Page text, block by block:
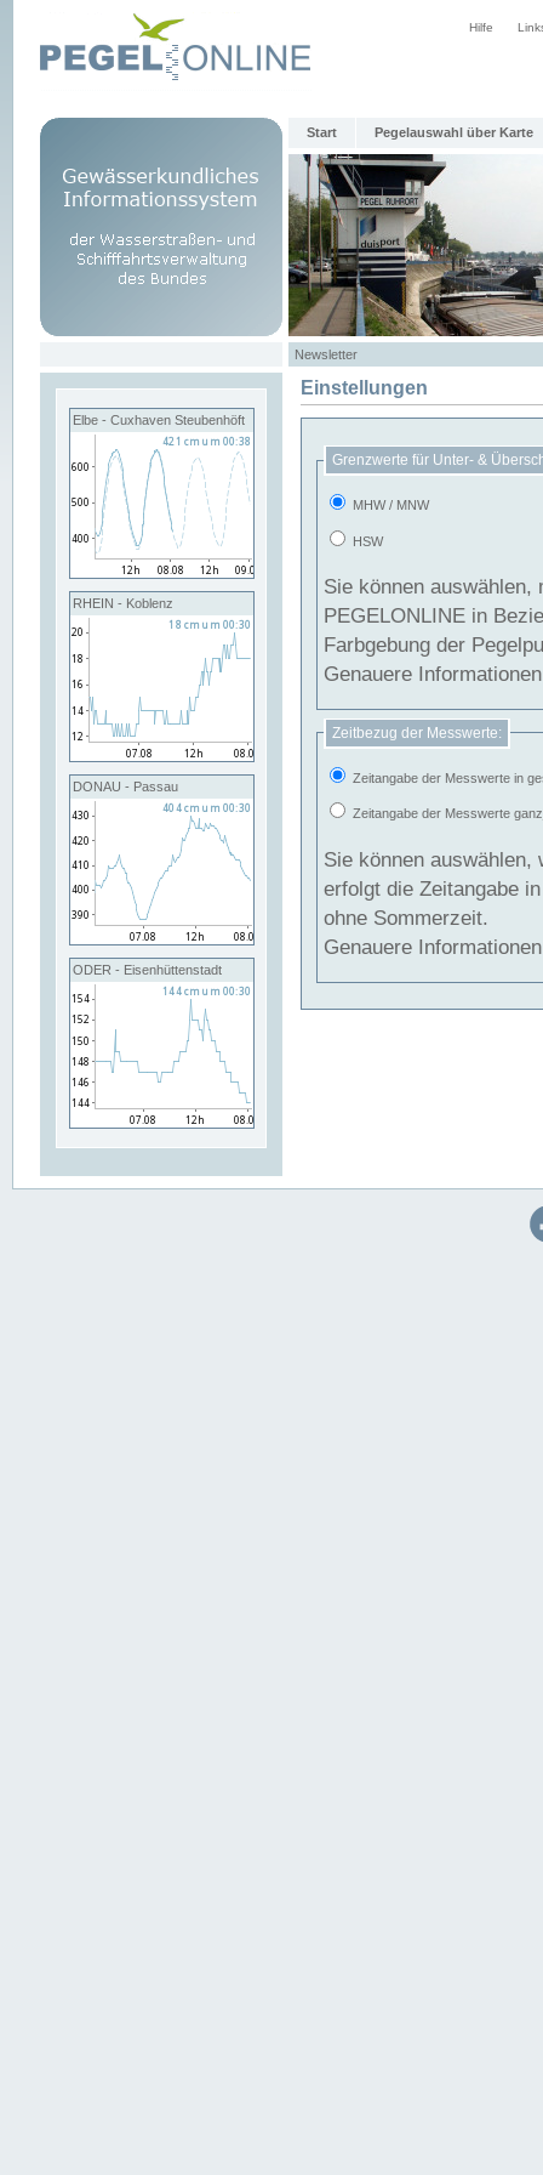
Hilfe
Start Pegelauswahl über Karte
Newsletter
Elbe - Cuxhaven Steubenhöft
RHEIN - Koblenz
DONAU - Passau
ODER - Eisenhüttenstadt
Einstellungen
Grenzwerte für Unter- &
MHW / MNW
HSW
Sie können
PEGELONLINE in Beziehung
Farbgebung der
Genauere
Zeitbezug der Messwerte:
Zeitangabe der Messwerte in
Zeitangabe der Messwerte
Sie können auswählen,
erfolgt die Zeitangabe
ohne Sommerzeit.
Genauere